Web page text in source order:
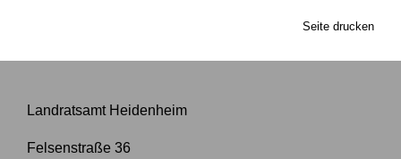
Seite drucken
Landratsamt Heidenheim
Felsenstraße 36